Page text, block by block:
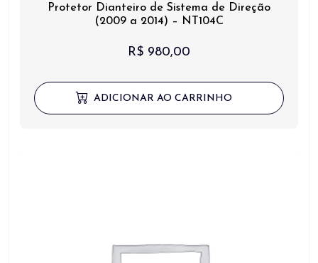
Protetor Dianteiro de Sistema de Direção
(2009 a 2014) – NT104C
R$ 980,00
ADICIONAR AO CARRINHO